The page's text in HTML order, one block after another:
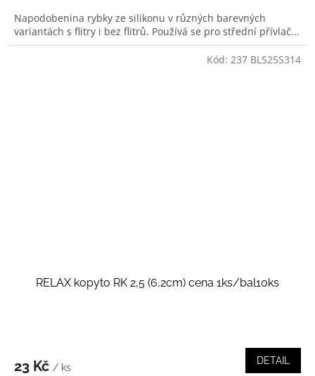
Napodobenina rybky ze silikonu v různých barevných
variantách s flitry i bez flitrů. Používá se pro střední přívlač...
RELAX kopyto RK 2,5 (6,2cm) cena 1ks/bal10ks
23 Kč / ks
DETAIL
Kód: 237 BLS25S314